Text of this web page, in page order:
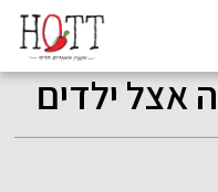
אצל ילדים